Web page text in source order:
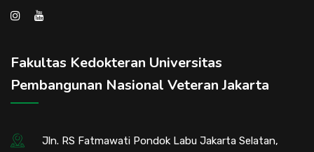
Fakultas Kedokteran Universitas
Pembangunan Nasional Veteran Jakarta
Jln. RS Fatmawati Pondok Labu Jakarta Selatan,